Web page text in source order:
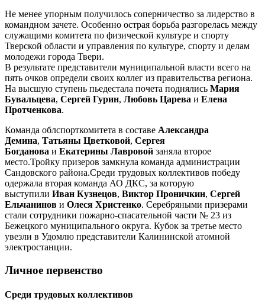
Не менее упорным получилось соперничество за лидерство в
командном зачете. Особенно острая борьба разгорелась между
служащими комитета по физической культуре и спорту
Тверской области и управления по культуре, спорту и делам
молодежи города Твери.
В результате представители муниципальной власти всего на
пять очков определи своих коллег из правительства региона.
На высшую ступень пьедестала почета поднялись Мария
Бувальцева, Сергей Гурин, Любовь Царева и Елена
Протченкова.
Команда облспорткомитета в составе Александра
Демина, Татьяны Цветковой, Сергея
Богданова и Екатерины Лавровой заняла второе
место.Тройку призеров замкнула команда администрации
Сандовского района.Среди трудовых коллективов победу
одержала вторая команда АО ДКС, за которую
выступили Иван Кузнецов, Виктор Проничкин, Сергей
Ельчанинов и Олеся Христенко. Серебряными призерами
стали сотрудники пожарно-спасательной части № 23 из
Бежецкого муниципального округа. Кубок за третье место
увезли в Удомлю представители Калининской атомной
электростанции.
Личное первенство
Среди трудовых коллективов